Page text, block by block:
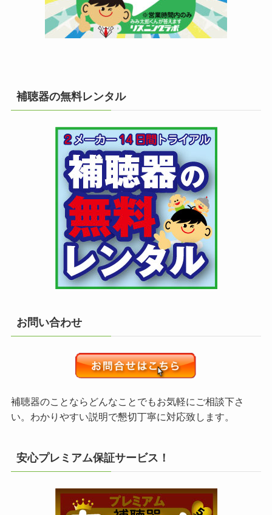
補聴器の無料レンタル
お問い合わせ
補聴器のことならどんなことでもお気軽にご相談下さ
い。わかりやすい説明で懇切丁寧に対応致します。
安心プレミアム保証サービス！